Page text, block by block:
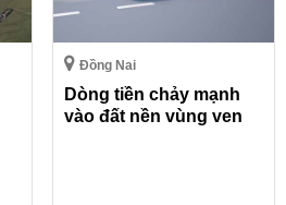
Đồng Nai
Dòng tiền chảy mạnh
vào đất nền vùng ven